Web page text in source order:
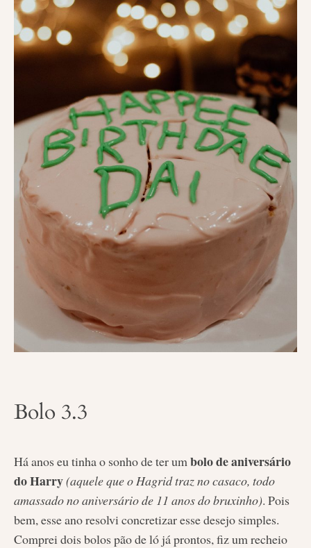
Bolo 3.3
Há anos eu tinha o sonho de ter um bolo de aniversário
do Harry(aquele que o Hagrid traz no casaco, todo
amassado no aniversário de 11 anos do bruxinho). Pois
bem, esse ano resolvi concretizar esse desejo simples.
Comprei dois bolos pão de ló já prontos, fiz um recheio